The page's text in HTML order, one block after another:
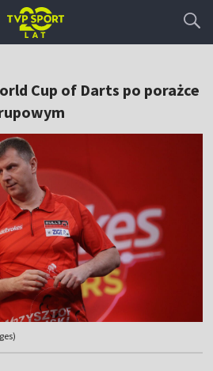
Cup of Darts po porażce